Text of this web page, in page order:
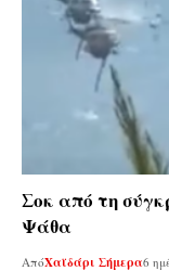
Σοκ από τη
Ψάθα
ΑπόΧαϊδάρι Σήμερα6